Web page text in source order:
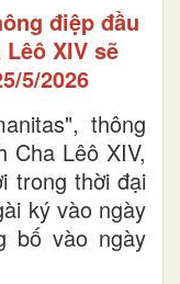
điệp đầu
XIV sẽ
5/2026
thông
Cha Lêô XIV,
trong thời đại
ký vào ngày
bố vào ngày